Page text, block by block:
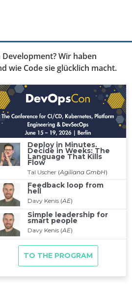
Wir haben
wie Code sie glücklich macht.